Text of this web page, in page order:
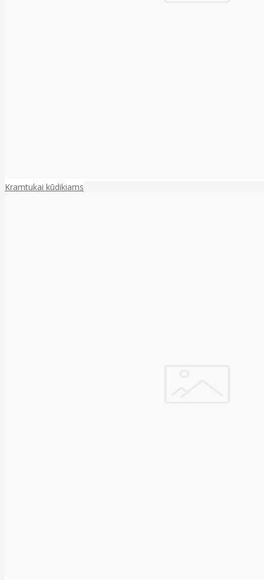
Kramtukai kūdikiams